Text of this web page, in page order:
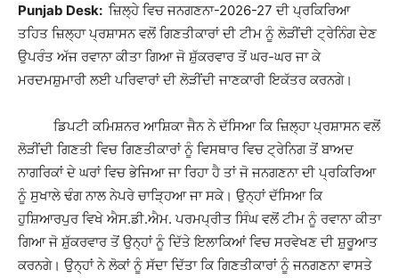
Punjab Desk: ਜ਼ਿਲ੍ਹੇ ਵਿਚ ਜਨਗਣਨਾ-2026-27 ਦੀ ਪ੍ਰਕਿਰਿਆ
ਤਹਿਤ ਜ਼ਿਲ੍ਹਾ ਪ੍ਰਸ਼ਾਸਨ ਵਲੋਂ ਗਿਣਤੀਕਾਰਾਂ ਦੀ ਟੀਮ ਨੂੰ ਲੋੜੀਂਦੀ ਟ੍ਰੇਨਿੰਗ ਦੇਣ
ਉਪਰੰਤ ਅੱਜ ਰਵਾਨਾ ਕੀਤਾ ਗਿਆ ਜੋ ਸ਼ੁੱਕਰਵਾਰ ਤੋਂ ਘਰ-ਘਰ ਜਾ ਕੇ
ਮਰਦਮਸ਼ੁਮਾਰੀ ਲਈ ਪਰਿਵਾਰਾਂ ਦੀ ਲੋੜੀਂਦੀ ਜਾਣਕਾਰੀ ਇਕੱਤਰ ਕਰਨਗੇ।
ਡਿਪਟੀ ਕਮਿਸ਼ਨਰ ਆਸ਼ਿਕਾ ਜੈਨ ਨੇ ਦੱਸਿਆ ਕਿ ਜ਼ਿਲ੍ਹਾ ਪ੍ਰਸ਼ਾਸਨ ਵਲੋਂ
ਲੋੜੀਂਦੀ ਗਿਣਤੀ ਵਿਚ ਗਿਣਤੀਕਾਰਾਂ ਨੂੰ ਵਿਸਥਾਰ ਵਿਚ ਟ੍ਰੇਨਿਗ ਤੋਂ ਬਾਅਦ
ਨਾਗਰਿਕਾਂ ਦੇ ਘਰਾਂ ਵਿਚ ਭੇਜਿਆ ਜਾ ਰਿਹਾ ਹੈ ਤਾਂ ਜੋ ਜਨਗਣਨਾ ਦੀ ਪ੍ਰਕਿਰਿਆ
ਨੂੰ ਸੁਖਾਲੇ ਢੰਗ ਨਾਲ ਨੇਪਰੇ ਚਾੜ੍ਹਿਆ ਜਾ ਸਕੇ। ਉਨ੍ਹਾਂ ਦੱਸਿਆ ਕਿ
ਹੁਸ਼ਿਆਰਪੁਰ ਵਿਖੇ ਐਸ.ਡੀ.ਐਮ. ਪਰਮਪ੍ਰੀਤ ਸਿੰਘ ਵਲੋਂ ਟੀਮ ਨੂੰ ਰਵਾਨਾ ਕੀਤਾ
ਗਿਆ ਜੋ ਸ਼ੁੱਕਰਵਾਰ ਤੋਂ ਉਨ੍ਹਾਂ ਨੂੰ ਦਿੱਤੇ ਇਲਾਕਿਆਂ ਵਿਚ ਸਰਵੇਖਣ ਦੀ ਸ਼ੁਰੂਆਤ
ਕਰਨਗੇ। ਉਨ੍ਹਾਂ ਨੇ ਲੋਕਾਂ ਨੂੰ ਸੱਦਾ ਦਿੱਤਾ ਕਿ ਗਿਣਤੀਕਾਰਾਂ ਨੂੰ ਜਨਗਣਨਾ ਵਾਸਤੇ